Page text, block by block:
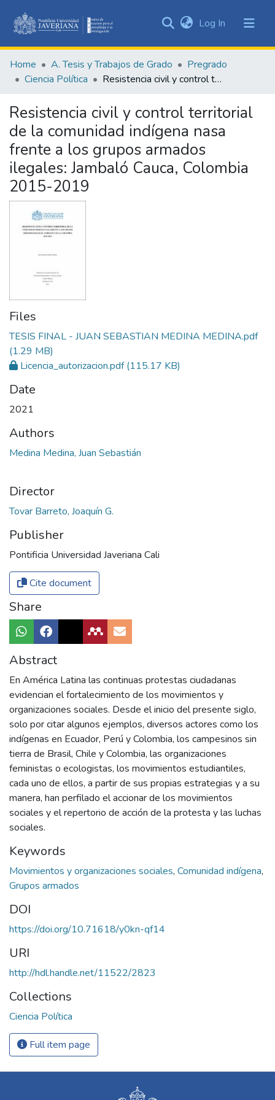
&
Collections
Statistics
Log In (current)
Home A. Tesis y Trabajos de Grado
Pregrado
Ciencia Política
Resistencia civil y control territorial de la comunidad indígena nasa frente a los grupos armados ilegales: Jambaló Cauca, Colombia 2015-2019
Resistencia civil y control territorial
de la comunidad indígena nasa
frente a los grupos armados
ilegales: Jambaló Cauca, Colombia
2015-2019
Files
TESIS FINAL - JUAN SEBASTIAN MEDINA MEDINA.pdf
(1.29 MB)
Licencia_autorizacion.pdf(115.17 KB)
Date
2021
Authors
Medina Medina, Juan Sebastián
Director
Tovar Barreto, Joaquín G.
Publisher
Pontificia Universidad Javeriana Cali
Cite document
Share
Abstract
En América Latina las continuas protestas ciudadanas
evidencian el fortalecimiento de los movimientos y
organizaciones sociales. Desde el inicio del presente siglo,
solo por citar algunos ejemplos, diversos actores como los
indígenas en Ecuador, Perú y Colombia, los campesinos sin
tierra de Brasil, Chile y Colombia, las organizaciones
feministas o ecologistas, los movimientos estudiantiles,
cada uno de ellos, a partir de sus propias estrategias y a su
manera, han perfilado el accionar de los movimientos
sociales y el repertorio de acción de la protesta y las luchas
sociales.
Keywords
Movimientos y organizaciones sociales, Comunidad indígena,
Grupos armados
DOI
https://doi.org/10.71618/y0kn-qf14
URI
http://hdl.handle.net/11522/2823
Collections
Ciencia Política
Full item page